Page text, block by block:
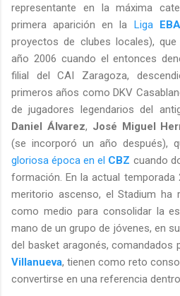
representante en la máxima
primera aparición en la Liga EBA
proyectos de clubes locales),
año 2006 cuando el entonces
filial del CAI Zaragoza,
primeros años como DKV
de jugadores legendarios del
Daniel Álvarez, José Miguel
(se incorporó un año después),
gloriosa época en el CBZ cuando
formación. En la actual temporada
meritorio ascenso, el Stadium ha
como medio para consolidar la
mano de un grupo de jóvenes, en
del basket aragonés, comandados
Villanueva, tienen como reto
convertirse en una referencia